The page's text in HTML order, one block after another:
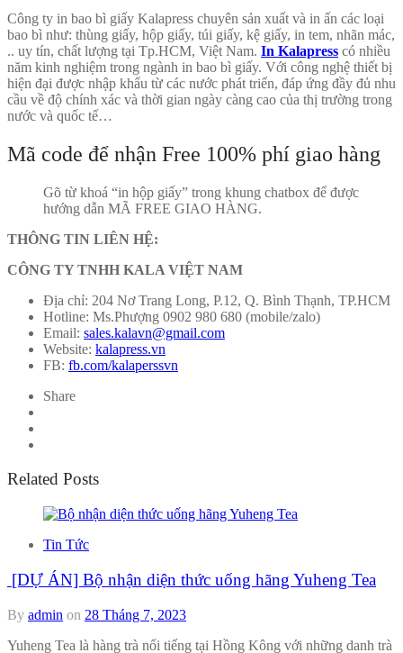
Công ty in bao bì giấy Kalapress chuyên sản xuất và in ấn các loại
bao bì như: thùng giấy, hộp giấy, túi giấy, kệ giấy, in tem, nhãn mác,
.. uy tín, chất lượng tại Tp.HCM, Việt Nam. In Kalapress có nhiều
năm kinh nghiệm trong ngành in bao bì giấy. Với công nghệ thiết bị
hiện đại được nhập khẩu từ các nước phát triển, đáp ứng đầy đủ nhu
cầu về độ chính xác và thời gian ngày càng cao của thị trường trong
nước và quốc tế…
Mã code để nhận Free 100% phí giao hàng
Gõ từ khoá “in hộp giấy” trong khung chatbox để được
hướng dẫn MÃ FREE GIAO HÀNG.
THÔNG TIN LIÊN HỆ:
CÔNG TY TNHH KALA VIỆT NAM
Địa chỉ: 204 Nơ Trang Long, P.12, Q. Bình Thạnh, TP.HCM
Hotline: Ms.Phượng 0902 980 680 (mobile/zalo)
Email: sales.kalavn@gmail.com
Website: kalapress.vn
FB: fb.com/kalaperssvn
Share
Related Posts
Tin Tức
[DỰ ÁN] Bộ nhận diện thức uống hãng Yuheng Tea
By admin on 28 Tháng 7, 2023
Yuheng Tea là hàng trà nổi tiếng tại Hồng Kông với những danh trà